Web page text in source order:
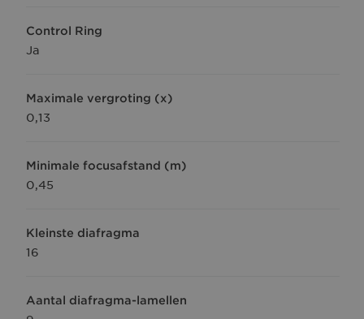
Control Ring
Ja
Maximale vergroting (x)
0,13
Minimale focusafstand (m)
0,45
Kleinste diafragma
16
Aantal diafragma-lamellen